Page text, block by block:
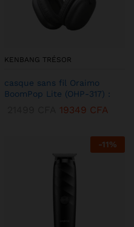
KENBANG TRÉSOR
casque sans fil Oraimo
BoomPop Lite (OHP-317) :
19349 CFA
-11%